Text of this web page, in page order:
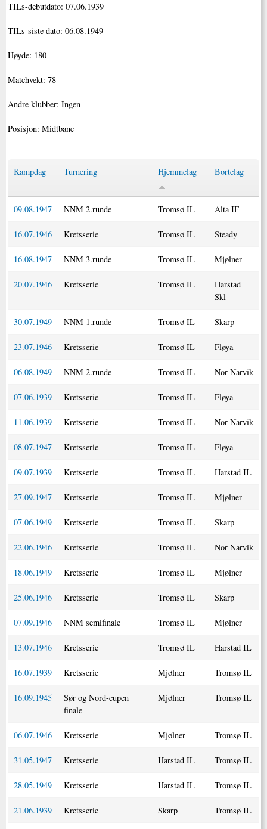
TILs-debutdato: 07.06.1939
TILs-siste dato: 06.08.1949
Høyde: 180
Matchvekt: 78
Andre klubber: Ingen
Posisjon: Midtbane
Kampdag Turnering Hjemmelag Bortelag
09.08.1947 NNM 2.runde Tromsø IL Alta IF
16.07.1946 Kretsserie Tromsø IL Steady
16.08.1947 NNM 3.runde Tromsø IL Mjølner
20.07.1946 Kretsserie Tromsø IL
Harstad
Skl
30.07.1949 NNM 1.runde Tromsø IL Skarp
23.07.1946 Kretsserie Tromsø IL Fløya
06.08.1949 NNM 2.runde Tromsø IL Nor Narvik
07.06.1939 Kretsserie Tromsø IL Fløya
11.06.1939 Kretsserie Tromsø IL Nor Narvik
08.07.1947 Kretsserie Tromsø IL Fløya
09.07.1939 Kretsserie Tromsø IL Harstad IL
27.09.1947 Kretsserie Tromsø IL Mjølner
07.06.1949 Kretsserie Tromsø IL Skarp
22.06.1946 Kretsserie Tromsø IL Nor Narvik
18.06.1949 Kretsserie Tromsø IL Mjølner
25.06.1946 Kretsserie Tromsø IL Skarp
07.09.1946 NNM semifinale Tromsø IL Mjølner
13.07.1946 Kretsserie Tromsø IL Harstad IL
16.07.1939 Kretsserie Mjølner Tromsø IL
16.09.1945
Sør og Nord-cupen
finale
Mjølner Tromsø IL
06.07.1946 Kretsserie Mjølner Tromsø IL
31.05.1947 Kretsserie Harstad IL Tromsø IL
28.05.1949 Kretsserie Harstad IL Tromsø IL
21.06.1939 Kretsserie Skarp Tromsø IL